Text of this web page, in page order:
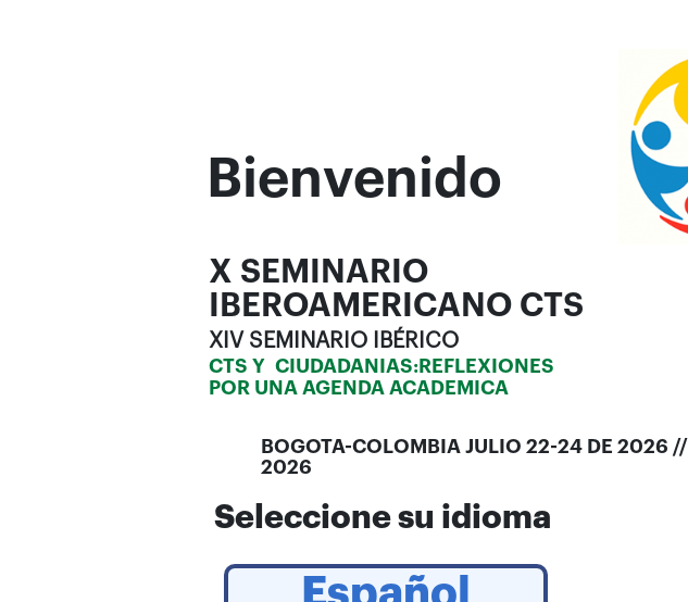
Bienvenido
X SEMINARIO
IBEROAMERICANO CTS
XIV SEMINARIO IBÉRICO
CTS Y CIUDADANIAS:REFLEXIONES
POR UNA AGENDA ACADEMICA
Seleccione su idioma
BOGOTA-COLOMBIA JULIO 22-24 DE 2026
2026